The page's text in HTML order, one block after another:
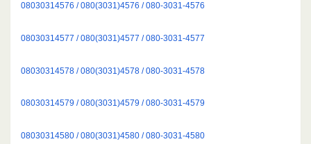
08030314576 / 080(3031)4576 / 080-3031-4576
08030314577 / 080(3031)4577 / 080-3031-4577
08030314578 / 080(3031)4578 / 080-3031-4578
08030314579 / 080(3031)4579 / 080-3031-4579
08030314580 / 080(3031)4580 / 080-3031-4580